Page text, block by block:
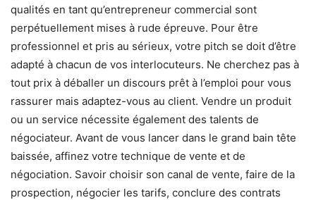
qualités en tant qu’entrepreneur commercial sont
perpétuellement mises à rude épreuve. Pour être
professionnel et pris au sérieux, votre pitch se doit d’être
adapté à chacun de vos interlocuteurs. Ne cherchez pas à
tout prix à déballer un discours prêt à l’emploi pour vous
rassurer mais adaptez-vous au client. Vendre un produit
ou un service nécessite également des talents de
négociateur. Avant de vous lancer dans le grand bain tête
baissée, affinez votre technique de vente et de
négociation. Savoir choisir son canal de vente, faire de la
prospection, négocier les tarifs, conclure des contrats